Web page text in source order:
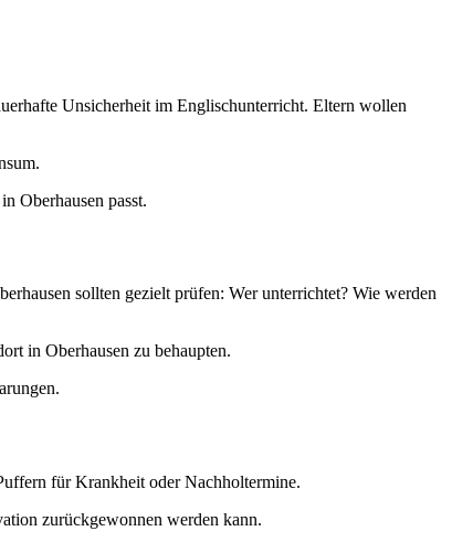
Unsicherheit im Englischunterricht. Eltern wollen
Oberhausen passt.
sollten gezielt prüfen: Wer unterrichtet? Wie werden
in Oberhausen zu behaupten.
für Krankheit oder Nachholtermine.
zurückgewonnen werden kann.